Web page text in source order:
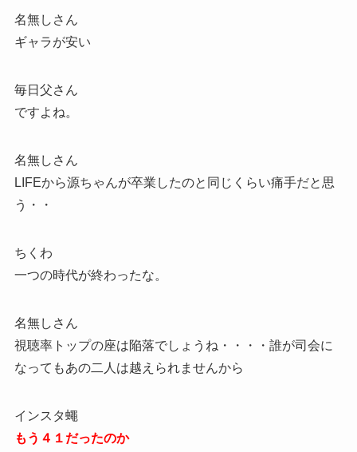
名無しさん
ギャラが安い
毎日父さん
ですよね。
名無しさん
LIFEから源ちゃんが卒業したのと同じくらい痛手だと思
う・・
ちくわ
一つの時代が終わったな。
名無しさん
視聴率トップの座は陥落でしょうね・・・・誰が司会に
なってもあの二人は越えられませんから
インスタ蠅
もう４１だったのか